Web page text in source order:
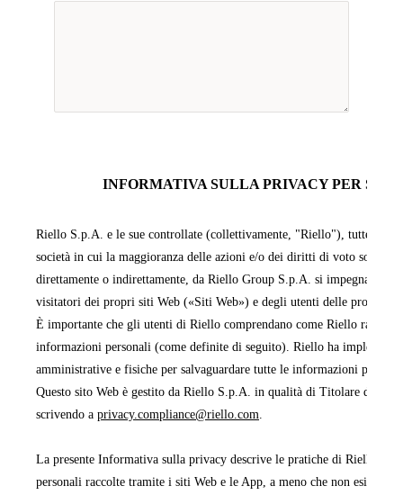
INFORMATIVA SULLA PRIVACY PER SITI
Riello S.p.A. e le sue controllate (collettivamente, "Riello"), tutte
società in cui la maggioranza delle azioni e/o dei diritti di voto sono
direttamente o indirettamente, da Riello Group S.p.A. si impegnano a
visitatori dei propri siti Web («Siti Web») e degli utenti delle proprie
È importante che gli utenti di Riello comprendano come Riello
informazioni personali (come definite di seguito). Riello ha
amministrative e fisiche per salvaguardare tutte le informazioni
Questo sito Web è gestito da Riello S.p.A. in qualità di Titolare del
scrivendo a privacy.compliance@riello.com
La presente Informativa sulla privacy descrive le pratiche di Riello
personali raccolte tramite i siti Web e le App, a meno che non esista